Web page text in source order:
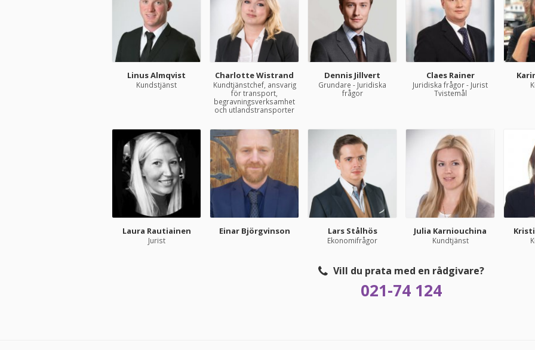
Linus Almqvist
Kundstjänst
Charlotte Wistrand
Kundtjänstchef, ansvarig
för transport,
begravningsverksamhet
och utlandstransporter
Dennis Jillvert
Grundare - Juridiska
frågor
Claes Rainer
Juridiska frågor - Jurist
Tvistemål
Laura Rautiainen
Jurist
Einar Björgvinson Lars Stålhös
Ekonomifrågor
Julia Karniouchina
Kundtjänst
Vill du prata med en rådgivare?
021-74 124